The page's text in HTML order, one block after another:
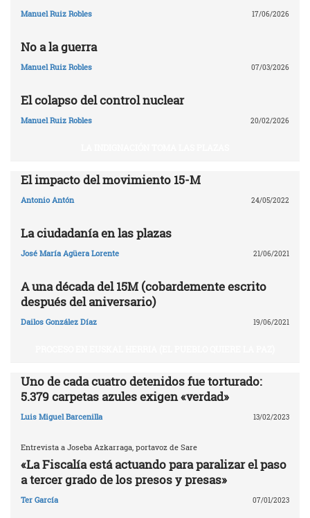
Manuel Ruiz Robles 17/06/2026
No a la guerra
Manuel Ruiz Robles 07/03/2026
El colapso del control nuclear
Manuel Ruiz Robles 20/02/2026
El impacto del movimiento 15-M
Antonio Antón 24/05/2022
La ciudadanía en las plazas
José María Agüera Lorente 21/06/2021
A una década del 15M (cobardemente escrito
después del aniversario)
Dailos González Díaz 19/06/2021
Uno de cada cuatro detenidos fue torturado:
5.379 carpetas azules exigen «verdad»
Luis Miguel Barcenilla 13/02/2023
Entrevista a Joseba Azkarraga, portavoz de Sare
«La Fiscalía está actuando para paralizar el paso
a tercer grado de los presos y presas»
Ter García 07/01/2023